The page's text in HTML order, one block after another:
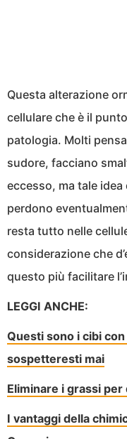
Questa alterazione
cellulare che è il
patologia. Molti
sudore, facciano
eccesso, ma tale
perdono
resta tutto nelle
considerazione che
questo più facilitare
LEGGI ANCHE:
Questi sono i cibi
sospetteresti mai
Eliminare i grassi
I vantaggi della